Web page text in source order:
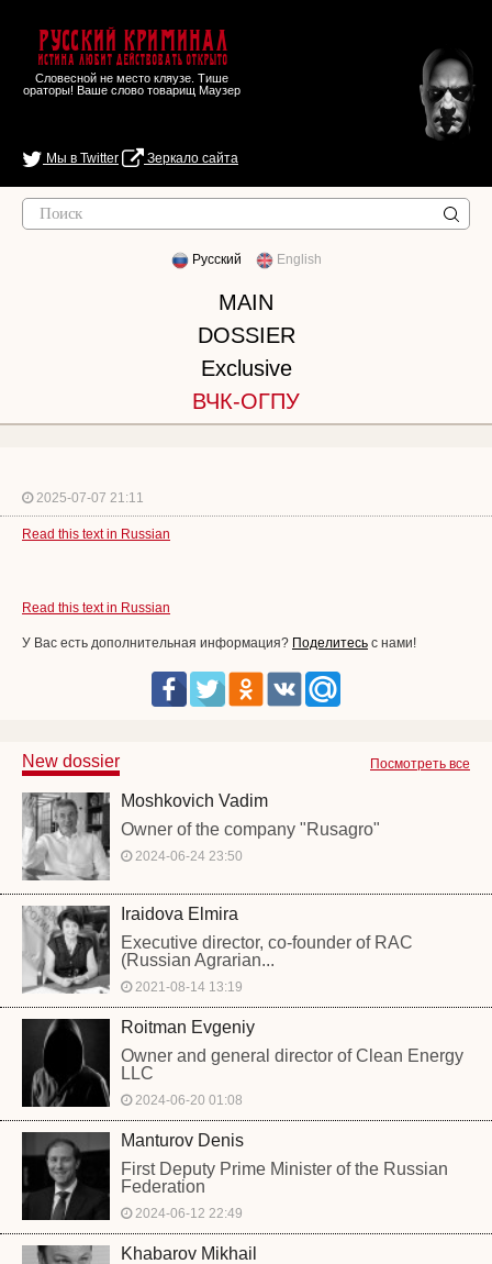
Русский Криминал
Истина любит действовать открыто
Словесной не место кляузе. Тише
ораторы! Ваше слово товарищ Маузер
Мы в Twitter Зеркало сайта
Русский English
MAIN
DOSSIER
Exclusive
ВЧК-ОГПУ
2025-07-07 21:11
Read this text in Russian
Read this text in Russian
У Вас есть дополнительная информация? Поделитесь с нами!
Посмотреть все
New dossier
Moshkovich Vadim
Owner of the company "Rusagro"
2024-06-24 23:50
Iraidova Elmira
Executive director, co-founder of RAC
(Russian Agrarian...
2021-08-14 13:19
Roitman Evgeniy
Owner and general director of Clean Energy
LLC
2024-06-20 01:08
Manturov Denis
First Deputy Prime Minister of the Russian
Federation
2024-06-12 22:49
Khabarov Mikhail